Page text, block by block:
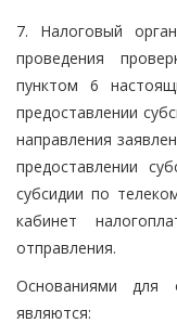
7. Налоговый
проведения
пунктом 6
предоставлении
направления
предоставлении
субсидии по
кабинет
отправления.
Основаниями для
являются: